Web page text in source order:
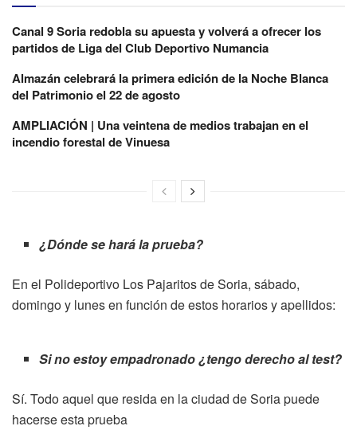
Canal 9 Soria redobla su apuesta y volverá a ofrecer los
partidos de Liga del Club Deportivo Numancia
Almazán celebrará la primera edición de la Noche Blanca
del Patrimonio el 22 de agosto
AMPLIACIÓN | Una veintena de medios trabajan en el
incendio forestal de Vinuesa
¿Dónde se hará la prueba?
En el Polideportivo Los Pajaritos de Soria, sábado,
domingo y lunes en función de estos horarios y apellidos:
Si no estoy empadronado ¿tengo derecho al test?
Sí. Todo aquel que resida en la ciudad de Soria puede
hacerse esta prueba